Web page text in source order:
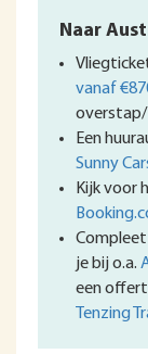
Naar
vanaf
Een
Sunny
Kijk voor
je bij o.a.
een
Tenzing